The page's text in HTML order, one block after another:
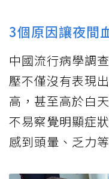
3個原因讓夜間
中國流行病學調
壓不僅沒有表現
高，甚至高於白
不易察覺明顯症
感到頭暈、乏力